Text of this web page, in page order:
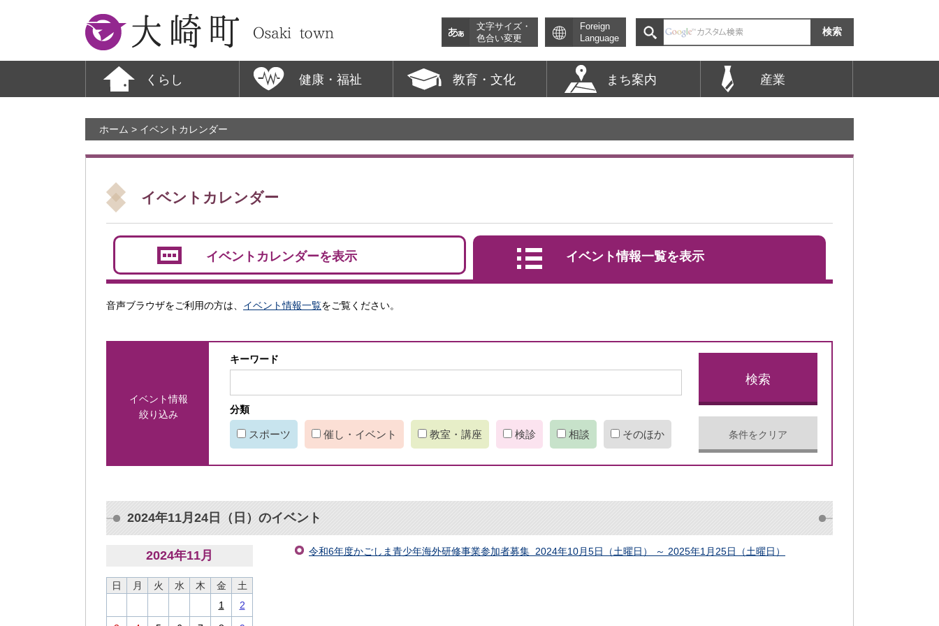
大崎町
文字サイズ・
色合い変更
Foreign
Language
くらし 健康・福祉 教育・文化 まち案内 産業
ホーム > イベントカレンダー
イベントカレンダー
イベントカレンダーを表示 イベント情報一覧を表示
音声ブラウザをご利用の方は、 イベント情報一覧をご覧ください。
イベント情報
絞り込み
キーワード
分類
スポーツ 催し・イベント 教室・講座 検診 相談 そのほか 条件をクリア
2024年11月24日（日）のイベント
2024年11月
日 月 火 水 木 金
土
1
2
令和6年度かごしま青少年海外研修事業参加者募集 2024年10月5日（土曜日） ～ 2025年1月25日（土曜日）